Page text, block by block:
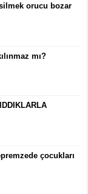
orucu bozar
mı?
çocukları